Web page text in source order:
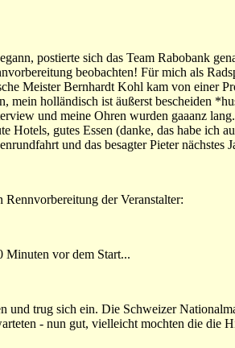
postierte sich das Team Rabobank
beobachten! Für mich als
Meister Bernhardt Kohl kam von einer
mein holländisch ist äußerst bescheiden
und meine Ohren wurden gaaanz
Hotels, gutes Essen (danke, das habe ich
und das besagter Pieter nächstes
Rennvorbereitung der Veranstalter:
Minuten vor dem Start...
und trug sich ein. Die Schweizer
- nun gut, vielleicht mochten die die